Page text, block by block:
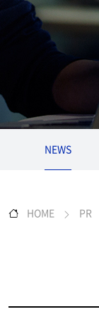
NEWS
HOME PR